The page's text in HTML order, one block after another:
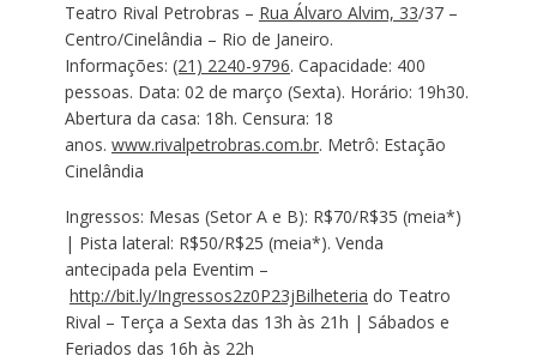
Teatro Rival Petrobras – Rua Álvaro Alvim, 33/37 –
Centro/Cinelândia – Rio de Janeiro.
Informações: (21) 2240-9796. Capacidade: 400
pessoas. Data: 02 de março (Sexta). Horário: 19h30.
Abertura da casa: 18h. Censura: 18
anos. www.rivalpetrobras.com.br. Metrô: Estação
Cinelândia
Ingressos: Mesas (Setor A e B): R$70/R$35 (meia*)
| Pista lateral: R$50/R$25 (meia*). Venda
antecipada pela Eventim –
http://bit.ly/Ingressos2z0P23jBilheteria do Teatro
Rival – Terça a Sexta das 13h às 21h | Sábados e
Feriados das 16h às 22h